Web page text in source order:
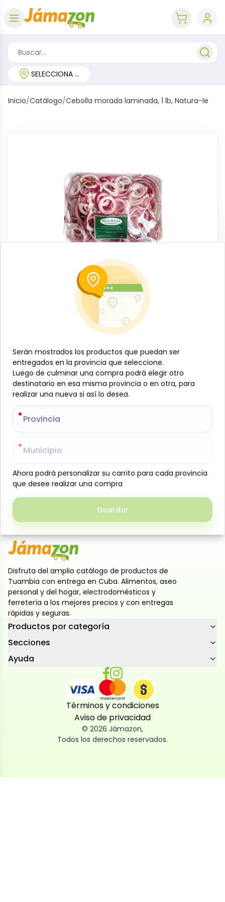
SELECCIONA TU REGIÓN
Inicio/Catálogo/Cebolla morada laminada, 1 lb, Natura-le
Frutas, vegetales y viandas
Cebolla morada laminada, 1 lb, Natura-
B-JAM-001-1366
$165
Especificaciones
- +
Cebolla Morada Natura-le, 1 lb, laminada y 100%
conservar su frescura, sabor auténtico y textura
crujiente. Lista para ensaladas, guisos, salteados o
salsas, aportando practicidad, color y aroma a tus
Disfruta del amplio catálogo de productos de
Tuambia con entrega en Cuba. Alimentos, aseo
personal y del hogar, electrodomésticos y
ferretería a los mejores precios y con entregas
rápidas y seguras.
Productos por categoría
Secciones
Ayuda
Términos y condiciones
Aviso de privacidad
© 2026 Jámazon,
Todos los derechos reservados.
Serán mostrados los productos que puedan ser
entregados en la provincia que seleccione.
Luego de culminar una compra podrá elegir otro
destinatario en esa misma provincia o en otra, para
realizar una nueva si así lo desea.
Provincia
Municipio
Ahora podrá personalizar su carrito para cada provincia
que desee realizar una compra
Guardar
Serán mostrados los productos que puedan ser
entregados en la provincia que seleccione.
Luego de culminar una compra podrá elegir otro
destinatario en esa misma provincia o en otra, para
realizar una nueva si así lo desea.
Provincia
Municipio
Ahora podrá personalizar su carrito para cada provincia
que desee realizar una compra
Guardar